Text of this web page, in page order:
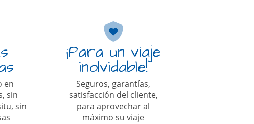
en
sin
sin
¡Para un viaje
inolvidable!
Seguros, garantías,
satisfacción del cliente,
para aprovechar al
máximo su viaje